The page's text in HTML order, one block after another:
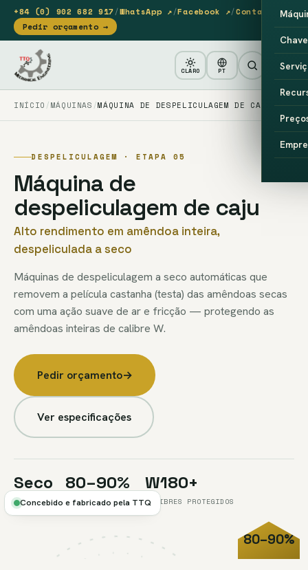
+84 (0) 902 682 917/WhatsApp ↗/Facebook ↗/Contacto
Pedir orçamento →
CLARO PT
INÍCIO MÁQUINAS MÁQUINA DE DESPELICULAGEM DE CAJU
DESPELICULAGEM · ETAPA 05
Máquina de
despeliculagem de caju
Alto rendimento em amêndoa inteira,
despeliculada a seco
Máquinas de despeliculagem a seco automáticas que
removem a película castanha (testa) das amêndoas secas
com uma ação suave de ar e fricção — protegendo as
amêndoas inteiras de calibre W.
Pedir orçamento→
Ver especificações
Seco
MÉTODO A AR
80–90%
TAXA 1.ª PASSAGEM
W180+
CALIBRES PROTEGIDOS
FIG.05 //
80–90%
Concebido e fabricado pela TTQ